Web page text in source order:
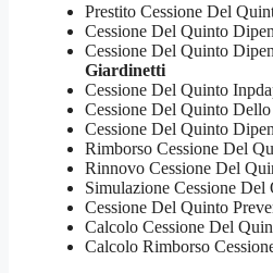
Prestito Cessione Del
Cessione Del Quinto
Cessione Del Quinto
Giardinetti
Cessione Del Quinto
Cessione Del Quinto
Cessione Del Quinto
Rimborso Cessione Del
Rinnovo Cessione Del
Simulazione Cessione Del
Cessione Del Quinto
Calcolo Cessione Del
Calcolo Rimborso